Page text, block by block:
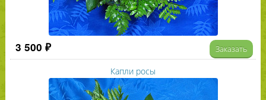
3 500 ₽ Заказать
Капли росы